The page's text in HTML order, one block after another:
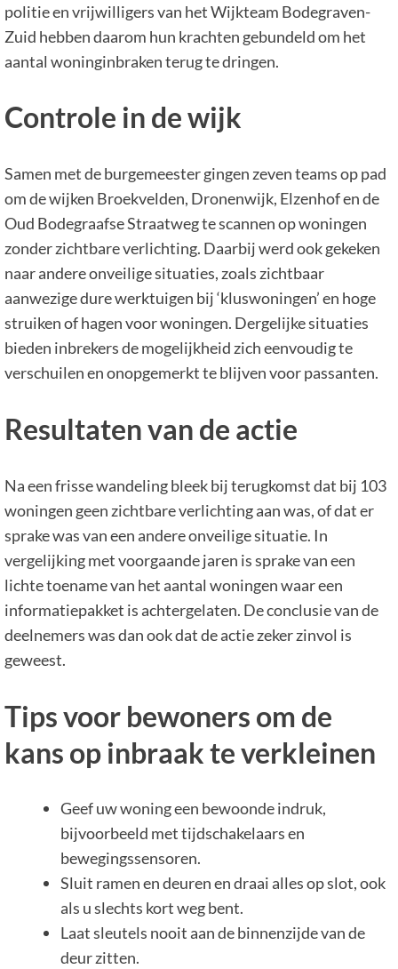
politie en vrijwilligers van het Wijkteam Bodegraven-
Zuid hebben daarom hun krachten gebundeld om het
aantal woninginbraken terug te dringen.
Controle in de wijk
Samen met de burgemeester gingen zeven teams op pad
om de wijken Broekvelden, Dronenwijk, Elzenhof en de
Oud Bodegraafse Straatweg te scannen op woningen
zonder zichtbare verlichting. Daarbij werd ook gekeken
naar andere onveilige situaties, zoals zichtbaar
aanwezige dure werktuigen bij ‘kluswoningen’ en hoge
struiken of hagen voor woningen. Dergelijke situaties
bieden inbrekers de mogelijkheid zich eenvoudig te
verschuilen en onopgemerkt te blijven voor passanten.
Resultaten van de actie
Na een frisse wandeling bleek bij terugkomst dat bij 103
woningen geen zichtbare verlichting aan was, of dat er
sprake was van een andere onveilige situatie. In
vergelijking met voorgaande jaren is sprake van een
lichte toename van het aantal woningen waar een
informatiepakket is achtergelaten. De conclusie van de
deelnemers was dan ook dat de actie zeker zinvol is
geweest.
Tips voor bewoners om de
kans op inbraak te verkleinen
Geef uw woning een bewoonde indruk,
bijvoorbeeld met tijdschakelaars en
bewegingssensoren.
Sluit ramen en deuren en draai alles op slot, ook
als u slechts kort weg bent.
Laat sleutels nooit aan de binnenzijde van de
deur zitten.